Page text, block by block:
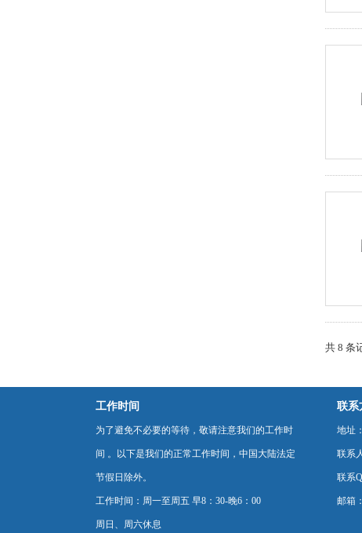
共 8 条
工作时间
为了避免不必要的等待，敬请注意我们的工作时
间 。以下是我们的正常工作时间，中国大陆法定
节假日除外。
工作时间：周一至周五 早8：30-晚6：00
周日、周六休息
联系
地址
联系
联系
邮箱